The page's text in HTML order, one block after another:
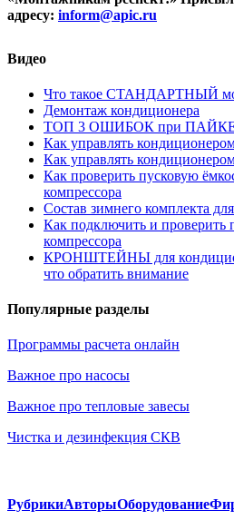
адресу: inform@apic.ru
Видео
Что такое СТАНДАРТНЫЙ
Демонтаж кондиционера
ТОП 3 ОШИБОК при ПАЙКЕ
Как управлять
Как управлять
Как проверить пусковую
компрессора
Состав зимнего комплекта
Как подключить и проверить
компрессора
КРОНШТЕЙНЫ для
что обратить внимание
Популярные разделы
Программы расчета онлайн
Важное про насосы
Важное про тепловые завесы
Чистка и дезинфекция СКВ
РубрикиАвторыОборудование